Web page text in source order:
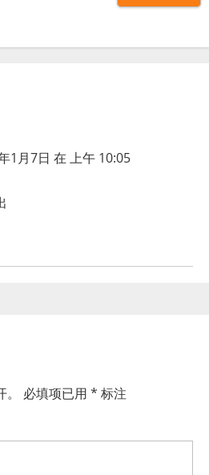
1月7日 在 上午 10:05
必填项已用 * 标注